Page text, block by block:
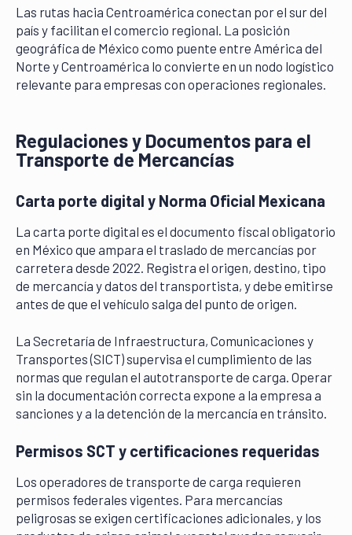
Las rutas hacia Centroamérica conectan por el sur del
país y facilitan el comercio regional. La posición
geográfica de México como puente entre América del
Norte y Centroamérica lo convierte en un nodo logístico
relevante para empresas con operaciones regionales.
Regulaciones y Documentos para el
Transporte de Mercancías
Carta porte digital y Norma Oficial Mexicana
La carta porte digital es el documento fiscal obligatorio
en México que ampara el traslado de mercancías por
carretera desde 2022. Registra el origen, destino, tipo
de mercancía y datos del transportista, y debe emitirse
antes de que el vehículo salga del punto de origen.
La Secretaría de Infraestructura, Comunicaciones y
Transportes (SICT) supervisa el cumplimiento de las
normas que regulan el autotransporte de carga. Operar
sin la documentación correcta expone a la empresa a
sanciones y a la detención de la mercancía en tránsito.
Permisos SCT y certificaciones requeridas
Los operadores de transporte de carga requieren
permisos federales vigentes. Para mercancías
peligrosas se exigen certificaciones adicionales, y los